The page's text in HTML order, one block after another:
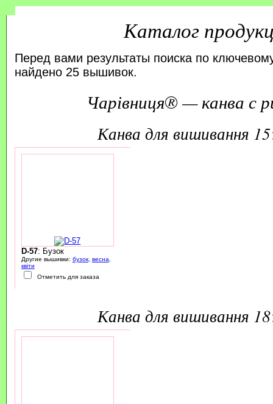
Каталог
Перед вами результаты поиска по
найдено 25 вышивок.
Чарівниця® — канва с
канва для вишивання
D-57: Бузок
Другие вышивки: бузок, весна
квіти
Отметить для заказа
канва для вишивання